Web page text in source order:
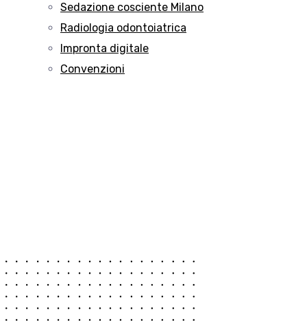
Sedazione cosciente Milano
Radiologia odontoiatrica
Impronta digitale
Convenzioni